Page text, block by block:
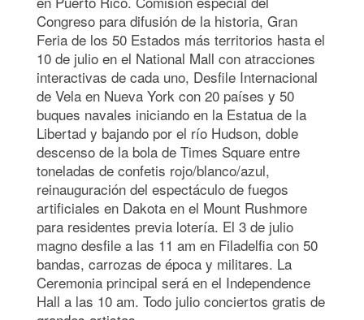
Congreso para difusión de la historia, Gran
Feria de los 50 Estados más territorios hasta el
10 de julio en el National Mall con atracciones
interactivas de cada uno, Desfile Internacional
de Vela en Nueva York con 20 países y 50
buques navales iniciando en la Estatua de la
Libertad y bajando por el río Hudson, doble
descenso de la bola de Times Square entre
toneladas de confetis rojo/blanco/azul,
reinauguración del espectáculo de fuegos
artificiales en Dakota en el Mount Rushmore
para residentes previa lotería. El 3 de julio
magno desfile a las 11 am en Filadelfia con 50
bandas, carrozas de época y militares. La
Ceremonia principal será en el Independence
Hall a las 10 am. Todo julio conciertos gratis de